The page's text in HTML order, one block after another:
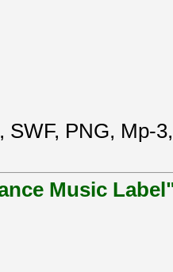
SWF, PNG, Mp-
Music